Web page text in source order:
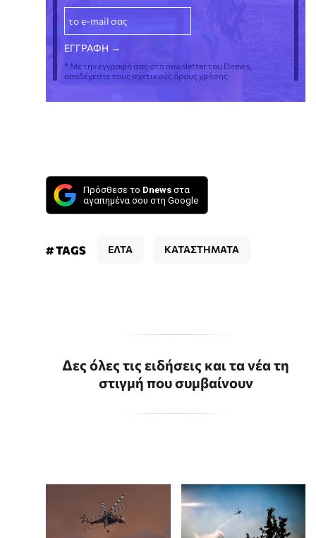
* Με την εγγραφή σας στο newsletter του Dnews,
αποδέχεστε τους σχετικούς όρους χρήσης
Πρόσθεσε το Dnews στα
αγαπημένα σου στη Google
# TAGS ΕΛΤΑ ΚΑΤΑΣΤΗΜΑΤΑ
Δες όλες τις ειδήσεις και τα νέα τη
στιγμή που συμβαίνουν